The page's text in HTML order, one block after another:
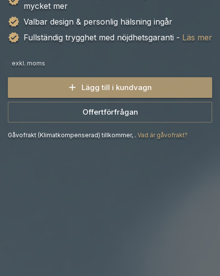
mycket mer
Valbar design & personlig hälsning ingår
Fullständig trygghet med nöjdhetsgaranti - Läs mer
exkl. moms
Lägg till i kundvagn
Offertförfrågan
Gåvofrakt (Klimatkompenserad) tillkommer, . Vad är gåvofrakt?